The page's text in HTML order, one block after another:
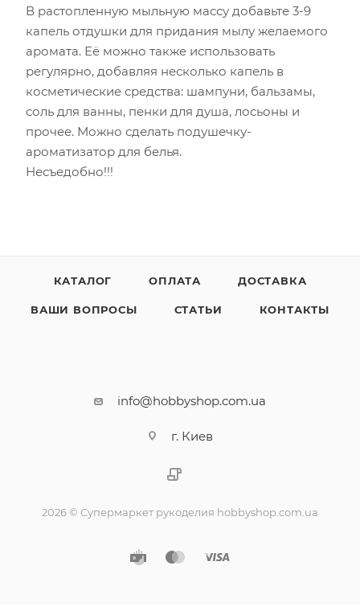
В растопленную мыльную массу добавьте 3-9
капель отдушки для придания мылу желаемого
аромата. Её можно также использовать
регулярно, добавляя несколько капель в
косметические средства: шампуни, бальзамы,
соль для ванны, пенки для душа, лосьоны и
прочее. Можно сделать подушечку-
ароматизатор для белья.
Несъедобно!!!
КАТАЛОГ ОПЛАТА ДОСТАВКА
ВАШИ ВОПРОСЫ СТАТЬИ КОНТАКТЫ
info@hobbyshop.com.ua
г. Киев
2026 © Супермаркет рукоделия hobbyshop.com.ua